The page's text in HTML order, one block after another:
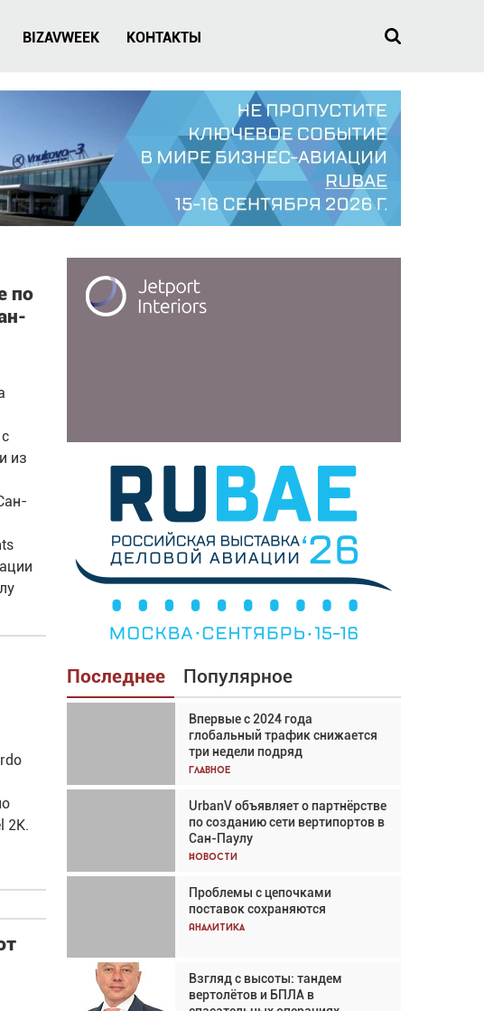
BIZAVWEEK КОНТАКТЫ
по
из
2K.
Последнее Популярное
Впервые с 2024 года
глобальный трафик снижается
три недели подряд
Главное
UrbanV объявляет о партнёрстве
по созданию сети вертипортов в
Сан-Паулу
Новости
Проблемы с цепочками
поставок сохраняются
Аналитика
Взгляд с высоты: тандем
вертолётов и БПЛА в
Взгляд с высоты: тандем
вертолётов и БПЛА в
спасательных операциях
Главное
Авиационный фотограф Дэйв
Кох: «Фотография говорит сама
за себя... а ИИ всё портит»
Новости
Впервые с 2024 года
глобальный трафик снижается
три недели подряд
Частный самолёт – это актив.
Подходите к покупке